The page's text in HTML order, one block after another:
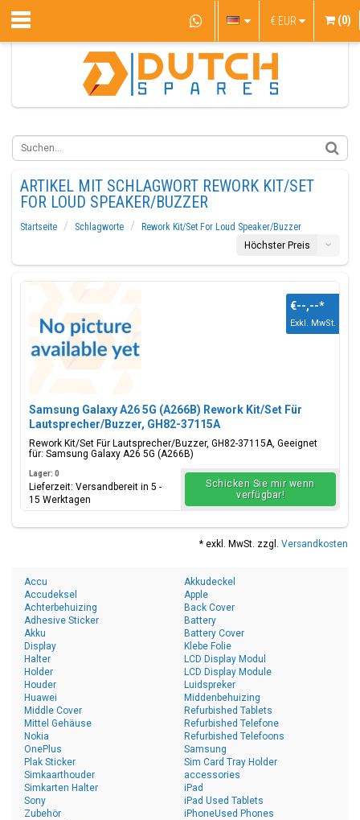
€ EUR (0)
ARTIKEL MIT SCHLAGWORT REWORK KIT/SET
FOR LOUD SPEAKER/BUZZER
Startseite Schlagworte
Rework Kit/Set For Loud Speaker/Buzzer
Höchster Preis
Samsung Galaxy A26 5G (A266B) Rework Kit/Set Für
Lautsprecher/Buzzer, GH82-37115A
Rework Kit/Set Für Lautsprecher/Buzzer, GH82-37115A, Geeignet
für: Samsung Galaxy A26 5G (A266B)
€--,--*
Exkl. MwSt.
Lager: 0
Lieferzeit: Versandbereit in 5 -
15 Werktagen
Schicken Sie mir wenn
verfügbar!
* exkl. MwSt. zzgl. Versandkosten
Accu
Accudeksel
Achterbehuizing
Adhesive Sticker
Akku
Akkudeckel
Apple
Back Cover
Battery
Battery Cover
Display
Halter
Holder
Houder
Huawei
Klebe Folie
LCD Display Modul
LCD Display Module
Luidspreker
Middenbehuizing
Middle Cover
Mittel Gehäuse
Nokia
OnePlus
Plak Sticker
Refurbished Tablets
Refurbished Telefone
Refurbished Telefoons
Samsung
Sim Card Tray Holder
Simkaarthouder
Simkarten Halter
Sony
Zubehör
accessories
iPad
iPad Used Tablets
iPhoneUsed Phones